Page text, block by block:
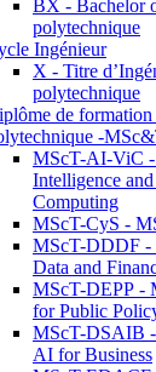
BX - Bachelor
polytechnique
Ingénieur
X - Titre
polytechnique
de
-
MScT-AI-ViC
Intelligence
Computing
MScT-CyS -
MScT-DDDF -
Data and
MScT-DEPP -
for Public
MScT-DSAIB -
AI for Business